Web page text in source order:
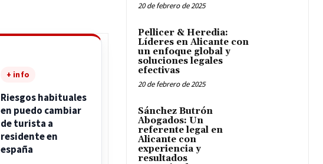
+ info
Riesgos habituales
en puedo cambiar
de turista a
residente en
españa
20 de febrero de 2025
Pellicer & Heredia:
Líderes en Alicante con
un enfoque global y
soluciones legales
efectivas
20 de febrero de 2025
Sánchez Butrón
Abogados: Un
referente legal en
Alicante con
experiencia y
resultados